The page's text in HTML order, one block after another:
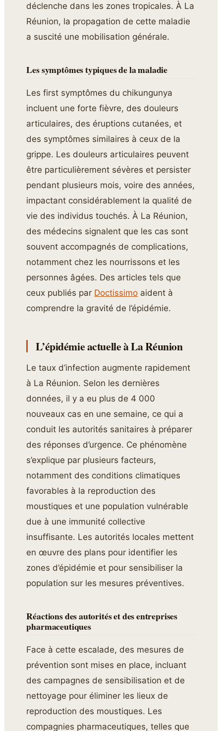
déclenche dans les zones tropicales. À La
Réunion, la propagation de cette maladie
a suscité une mobilisation générale.
Les symptômes typiques de la maladie
Les first symptômes du chikungunya
incluent une forte fièvre, des douleurs
articulaires, des éruptions cutanées, et
des symptômes similaires à ceux de la
grippe. Les douleurs articulaires peuvent
être particulièrement sévères et persister
pendant plusieurs mois, voire des années,
impactant considérablement la qualité de
vie des individus touchés. À La Réunion,
des médecins signalent que les cas sont
souvent accompagnés de complications,
notamment chez les nourrissons et les
personnes âgées. Des articles tels que
ceux publiés par Doctissimo aident à
comprendre la gravité de l’épidémie.
L’épidémie actuelle à La Réunion
Le taux d’infection augmente rapidement
à La Réunion. Selon les dernières
données, il y a eu plus de 4 000
nouveaux cas en une semaine, ce qui a
conduit les autorités sanitaires à préparer
des réponses d’urgence. Ce phénomène
s’explique par plusieurs facteurs,
notamment des conditions climatiques
favorables à la reproduction des
moustiques et une population vulnérable
due à une immunité collective
insuffisante. Les autorités locales mettent
en œuvre des plans pour identifier les
zones d’épidémie et pour sensibiliser la
population sur les mesures préventives.
Réactions des autorités et des entreprises
pharmaceutiques
Face à cette escalade, des mesures de
prévention sont mises en place, incluant
des campagnes de sensibilisation et de
nettoyage pour éliminer les lieux de
reproduction des moustiques. Les
compagnies pharmaceutiques, telles que